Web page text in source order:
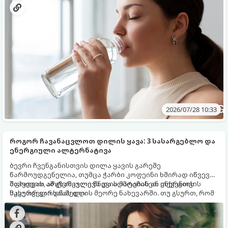
გამოწვევად რჩება.
2026/07/28 10:33
როგორ ჩავანაცვლოთ დილის ყავა: 3 სასარგებლო და
ენერგიული ალტერნატივა
ბევრი ჩვენგანისთვის დილა ყავის გარეშე
წარმოუდგენელია, თუმცა ჭარბი კოფეინი ხშირად იწვევს
შფოთვას, არტერიული წნევის მატებას ან ენერგიის
მკვეთრ ვარდნას დღის მეორე ნახევარში. თუ გსურთ, რომ
დილა უფრო ჯანსაღად დაიწყოთ და ენერგია დიდხანს
შეინარჩუნოთ, ექსპერტები ყავის სამ საუკეთესო
ალტერნატივას გვთავაზობენ.
მიჰყევით ამ გზამკვლევს და აღმოაჩინეთ თქვენთვის
სასურველი სასმელი: